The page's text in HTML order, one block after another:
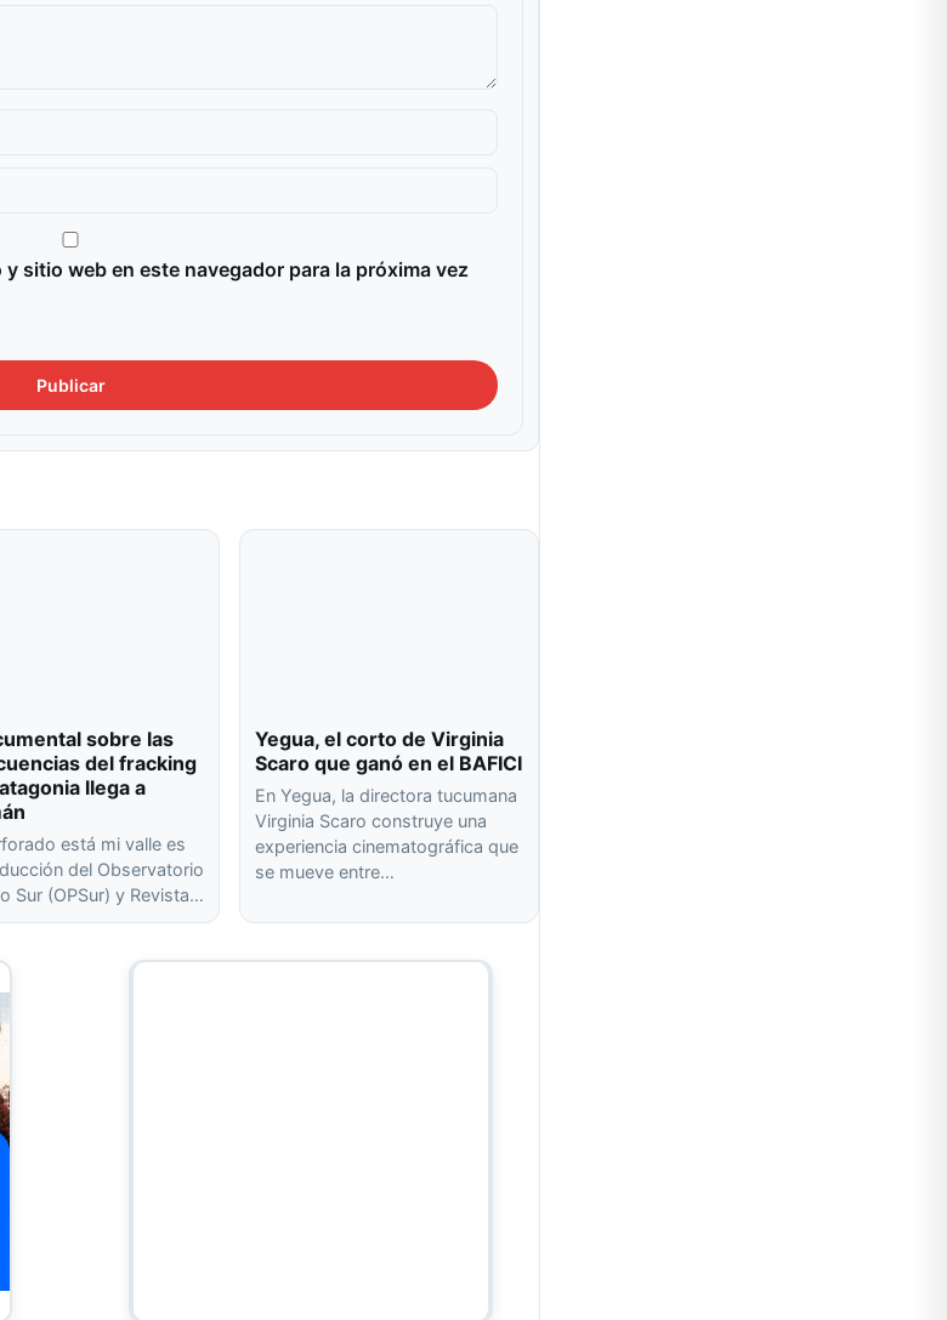
sitio web en este navegador para la próxima vez
sobre las
del fracking
llega a
está mi valle es
del Observatorio
Sur (OPSur) y Revista…
Yegua, el corto de Virginia
Scaro que ganó en el BAFICI
En Yegua, la directora tucumana
Virginia Scaro construye una
experiencia cinematográfica que
se mueve entre…